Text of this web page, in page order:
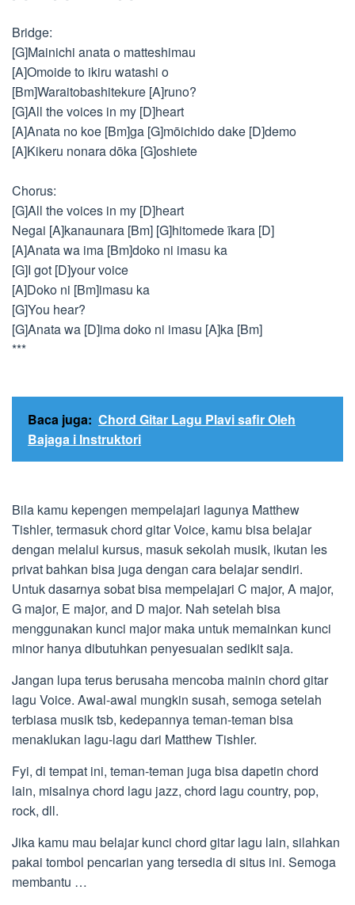
Bridge:
[G]Mainichi anata o matteshimau
[A]Omoide to ikiru watashi o
[Bm]Waraitobashitekure [A]runo?
[G]All the voices in my [D]heart
[A]Anata no koe [Bm]ga [G]mōichido dake [D]demo
[A]Kikeru nonara dōka [G]oshiete
Chorus:
[G]All the voices in my [D]heart
Negai [A]kanaunara [Bm] [G]hitomede īkara [D]
[A]Anata wa ima [Bm]doko ni imasu ka
[G]I got [D]your voice
[A]Doko ni [Bm]imasu ka
[G]You hear?
[G]Anata wa [D]ima doko ni imasu [A]ka [Bm]
***
Baca juga: Chord Gitar Lagu Plavi safir Oleh
Bajaga i Instruktori
Bila kamu kepengen mempelajari lagunya Matthew
Tishler, termasuk chord gitar Voice, kamu bisa belajar
dengan melalui kursus, masuk sekolah musik, ikutan les
privat bahkan bisa juga dengan cara belajar sendiri.
Untuk dasarnya sobat bisa mempelajari C major, A major,
G major, E major, and D major. Nah setelah bisa
menggunakan kunci major maka untuk memainkan kunci
minor hanya dibutuhkan penyesuaian sedikit saja.
Jangan lupa terus berusaha mencoba mainin chord gitar
lagu Voice. Awal-awal mungkin susah, semoga setelah
terbiasa musik tsb, kedepannya teman-teman bisa
menaklukan lagu-lagu dari Matthew Tishler.
Fyi, di tempat ini, teman-teman juga bisa dapetin chord
lain, misalnya chord lagu jazz, chord lagu country, pop,
rock, dll.
Jika kamu mau belajar kunci chord gitar lagu lain, silahkan
pakai tombol pencarian yang tersedia di situs ini. Semoga
membantu …